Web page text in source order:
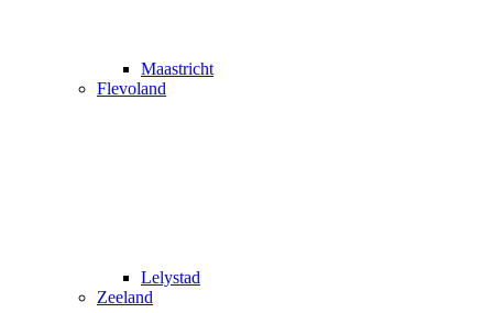
Maastricht
Flevoland
Lelystad
Zeeland